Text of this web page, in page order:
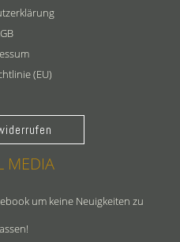
(EU)
MEDIA
um keine Neuigkeiten zu